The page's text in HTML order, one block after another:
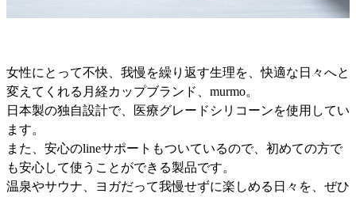
女性にとって不快、我慢を繰り返す生理を、快適な日々へと
変えてくれる月経カップブランド、murmo。
日本製の独自設計で、医療グレードシリコーンを使用してい
ます。
また、安心のlineサポートもついているので、初めての方で
も安心して使うことができる製品です。
温泉やサウナ、ヨガだって我慢せずに楽しめる日々を、ぜひ